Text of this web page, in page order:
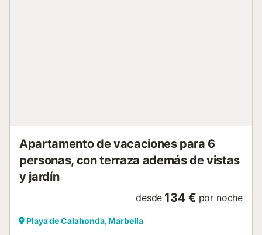
Apartamento de vacaciones para 6
personas, con terraza además de vistas
y jardín
desde 134 € por noche
Playa de Calahonda, Marbella